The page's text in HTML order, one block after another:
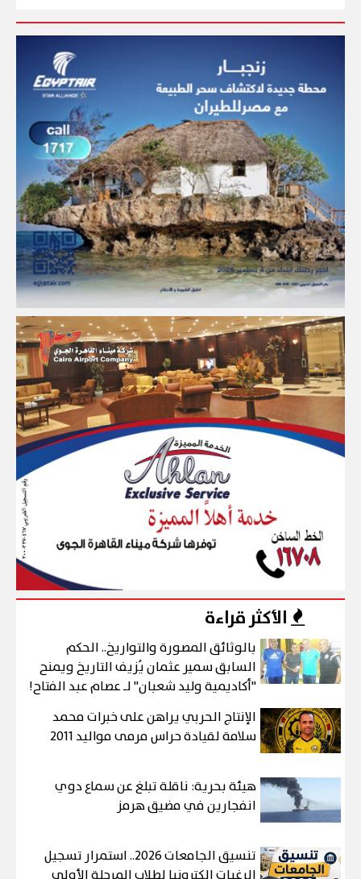
الأكثر قراءة
بالوثائق المصورة والتواريخ.. الحكم
السابق سمير عثمان يُزيف التاريخ ويمنح
"أكاديمية وليد شعبان" لـ عصام عبد الفتاح!
الإنتاج الحربي يراهن على خبرات محمد
سلامة لقيادة حراس مرمى مواليد 2011
هيئة بحرية: ناقلة تبلغ عن سماع دوي
انفجارين في مضيق هرمز
تنسيق الجامعات 2026.. استمرار تسجيل